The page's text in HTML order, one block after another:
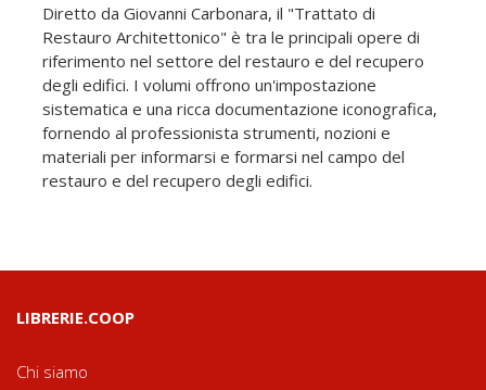
Diretto da Giovanni Carbonara, il "Trattato di
Restauro Architettonico" è tra le principali opere di
riferimento nel settore del restauro e del recupero
degli edifici. I volumi offrono un'impostazione
sistematica e una ricca documentazione iconografica,
fornendo al professionista strumenti, nozioni e
materiali per informarsi e formarsi nel campo del
restauro e del recupero degli edifici.
LIBRERIE.COOP
Chi siamo